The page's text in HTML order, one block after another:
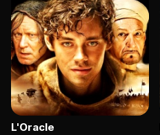
L'Oracle